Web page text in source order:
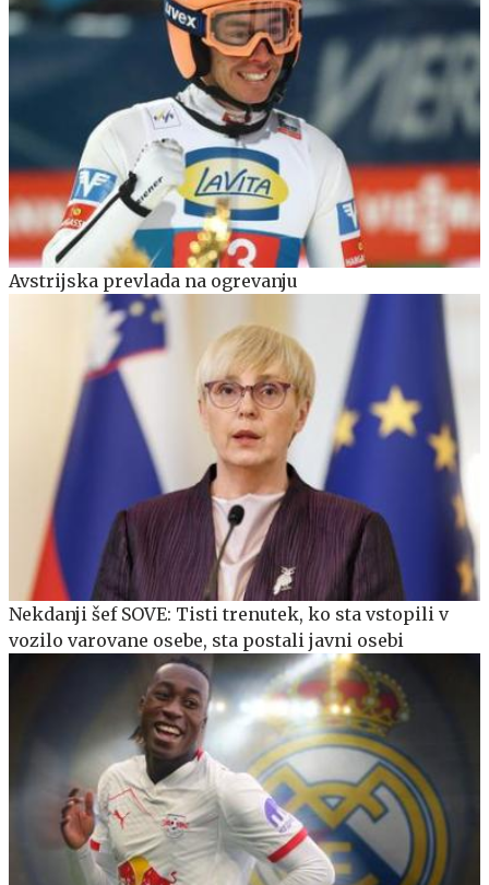
Avstrijska prevlada na ogrevanju
Nekdanji šef SOVE: Tisti trenutek, ko sta vstopili v
vozilo varovane osebe, sta postali javni osebi